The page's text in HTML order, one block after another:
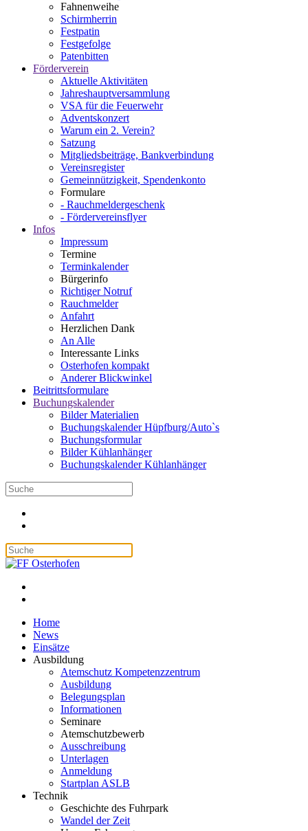
Fahnenweihe
Schirmherrin
Festpatin
Festgefolge
Patenbitten
Förderverein
Aktuelle Aktivitäten
Jahreshauptversammlung
VSA für die Feuerwehr
Adventskonzert
Warum ein 2. Verein?
Satzung
Mitgliedsbeiträge, Bankverbindung
Vereinsregister
Gemeinnützigkeit, Spendenkonto
Formulare
- Rauchmeldergeschenk
- Fördervereinsflyer
Infos
Impressum
Termine
Terminkalender
Bürgerinfo
Richtiger Notruf
Rauchmelder
Anfahrt
Herzlichen Dank
An Alle
Interessante Links
Osterhofen kompakt
Anderer Blickwinkel
Beitrittsformulare
Buchungskalender
Bilder Materialien
Buchungskalender Hüpfburg/Auto`s
Buchungsformular
Bilder Kühlanhänger
Buchungskalender Kühlanhänger
Home
News
Einsätze
Ausbildung
Atemschutz Kompetenzzentrum
Ausbildung
Belegungsplan
Informationen
Seminare
Atemschutzbewerb
Ausschreibung
Unterlagen
Anmeldung
Startplan ASLB
Technik
Geschichte des Fuhrpark
Wandel der Zeit